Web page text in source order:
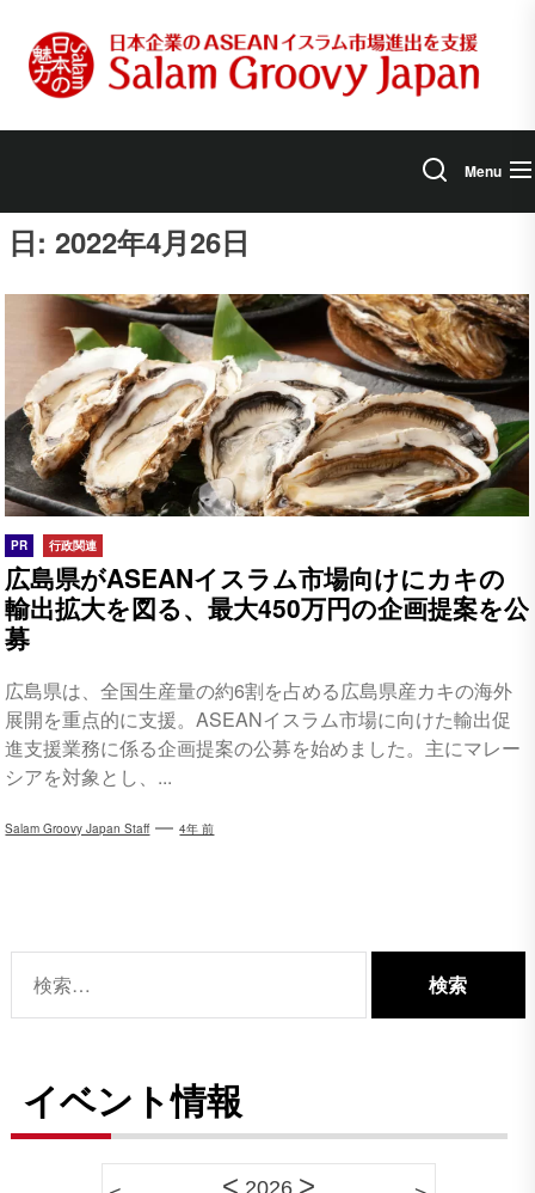
content
Menu
日: 2022年4月26日
PR 行政関連
広島県がASEANイスラム市場向けにカキの
輸出拡大を図る、最大450万円の企画提案を公
募
広島県は、全国生産量の約6割を占める広島県産カキの海外
展開を重点的に支援。ASEANイスラム市場に向けた輸出促
進支援業務に係る企画提案の公募を始めました。主にマレー
シアを対象とし、...
Salam Groovy Japan Staff 4年 前
索:
イベント情報
< 2026 >